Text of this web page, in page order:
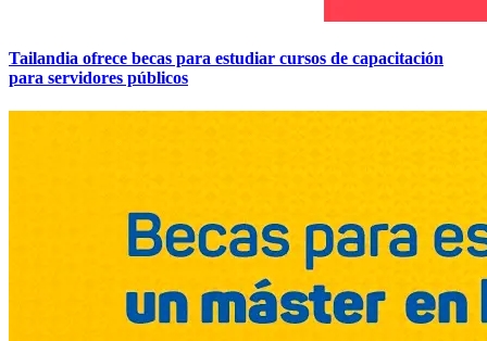
Tailandia ofrece becas para estudiar cursos de capacitación
para servidores públicos